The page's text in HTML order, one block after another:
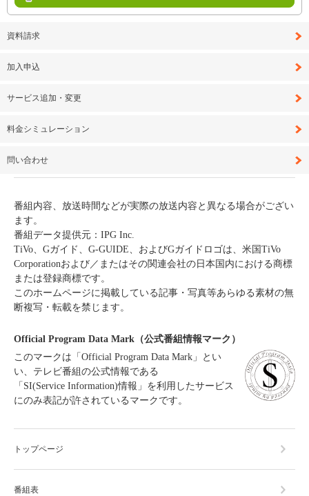
資料請求
加入申込
サービス追加・変更
料金シミュレーション
問い合わせ
番組内容、放送時間などが実際の放送内容と異なる場合がござい
ます。
番組データ提供元：IPG Inc.
TiVo、Gガイド、G-GUIDE、およびGガイドロゴは、米国TiVo
Corporationおよび／またはその関連会社の日本国内における商標
または登録商標です。
このホームページに掲載している記事・写真等あらゆる素材の無
断複写・転載を禁じます。
Official Program Data Mark（公式番組情報マーク）
このマークは「Official Program Data Mark」とい
い、テレビ番組の公式情報である
「SI(Service Information)情報」を利用したサービス
にのみ表記が許されているマークです。
トップページ
番組表